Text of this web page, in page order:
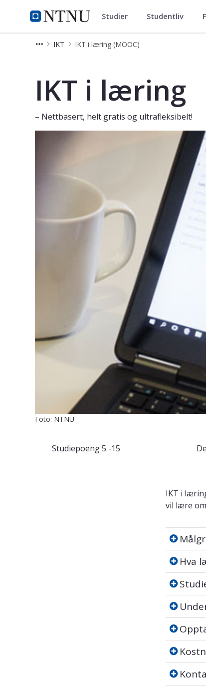
NTNU Hjemmeside
Videreutdanning og
Studier Studentliv
IKT IKT i læring (MOOC)
IKT i læring
– Nettbasert, helt gratis og ultrafleksibelt!
Foto: NTNU
Studiepoeng5 -15
IKT i
vil lære
HvaHva
Opptak
Kontakt